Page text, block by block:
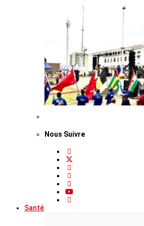
Nous Suivre
Santé